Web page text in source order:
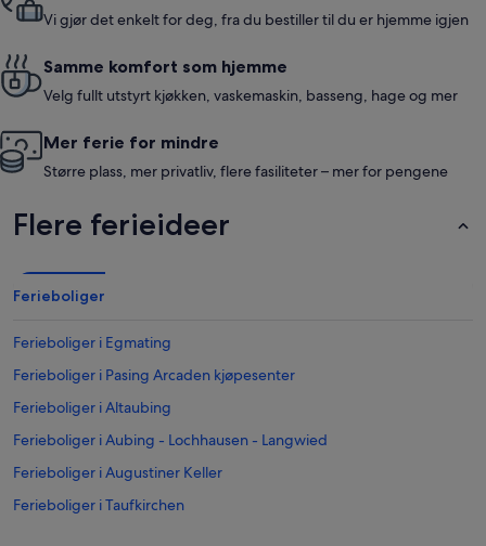
Vi gjør det enkelt for deg, fra du bestiller til du er hjemme igjen
Samme komfort som hjemme
Velg fullt utstyrt kjøkken, vaskemaskin, basseng, hage og mer
Mer ferie for mindre
Større plass, mer privatliv, flere fasiliteter – mer for pengene
Flere ferieideer
Ferieboliger
Ferieboliger i Egmating
Ferieboliger i Pasing Arcaden kjøpesenter
Ferieboliger i Altaubing
Ferieboliger i Aubing - Lochhausen - Langwied
Ferieboliger i Augustiner Keller
Ferieboliger i Taufkirchen